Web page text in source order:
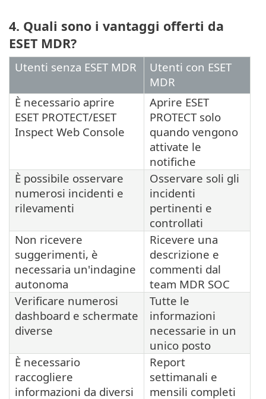
4. Quali sono i vantaggi offerti da
ESET MDR?
Utenti senza ESET MDR
Utenti con ESET
MDR
È necessario aprire
ESET PROTECT/ESET
Inspect Web Console
Aprire ESET
PROTECT solo
quando vengono
attivate le
notifiche
È possibile osservare
numerosi incidenti e
rilevamenti
Osservare soli gli
incidenti
pertinenti e
controllati
Non ricevere
suggerimenti, è
necessaria un'indagine
autonoma
Ricevere una
descrizione e
commenti dal
team MDR SOC
Verificare numerosi
dashboard e schermate
diverse
Tutte le
informazioni
necessarie in un
unico posto
È necessario
raccogliere
informazioni da diversi
Report
settimanali e
mensili completi